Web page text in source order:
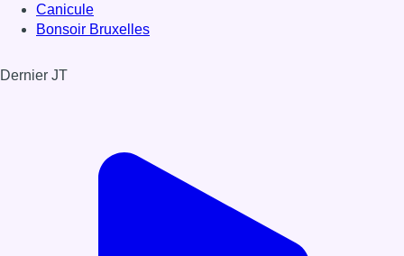
Canicule
Bonsoir Bruxelles
Dernier JT